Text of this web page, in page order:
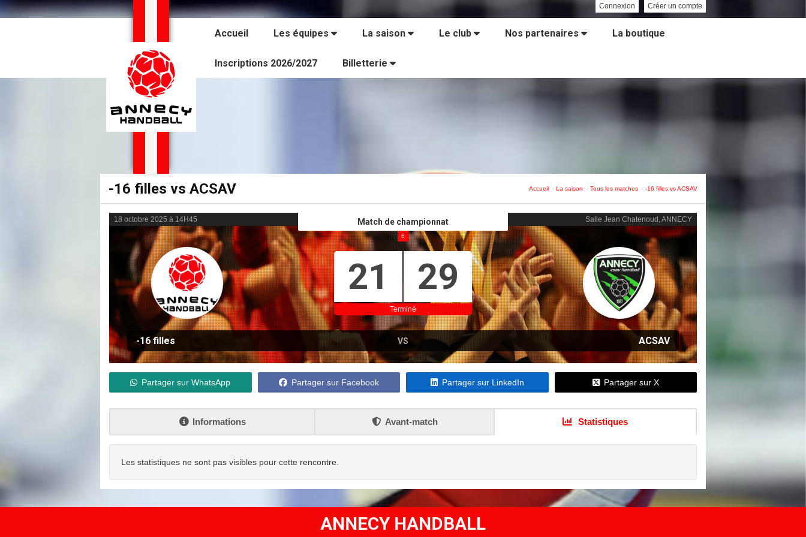
Connexion Créer un compte
Accueil Les équipes La saison Le club Nos partenaires La boutique
Inscriptions 2026/2027 Billetterie
-16 filles vs ACSAV Accueil La saison Tous les matches -16 filles vs ACSAV
18 octobre 2025 à 14H45 Salle Jean Chatenoud, ANNECY
Match de championnat
6
21 29
Terminé
-16 filles VS ACSAV
Partager sur WhatsApp Partager sur Facebook Partager sur LinkedIn Partager sur X
Informations Avant-match Statistiques
Les statistiques ne sont pas visibles pour cette rencontre.
ANNECY HANDBALL
Panneau de gestion des cookies